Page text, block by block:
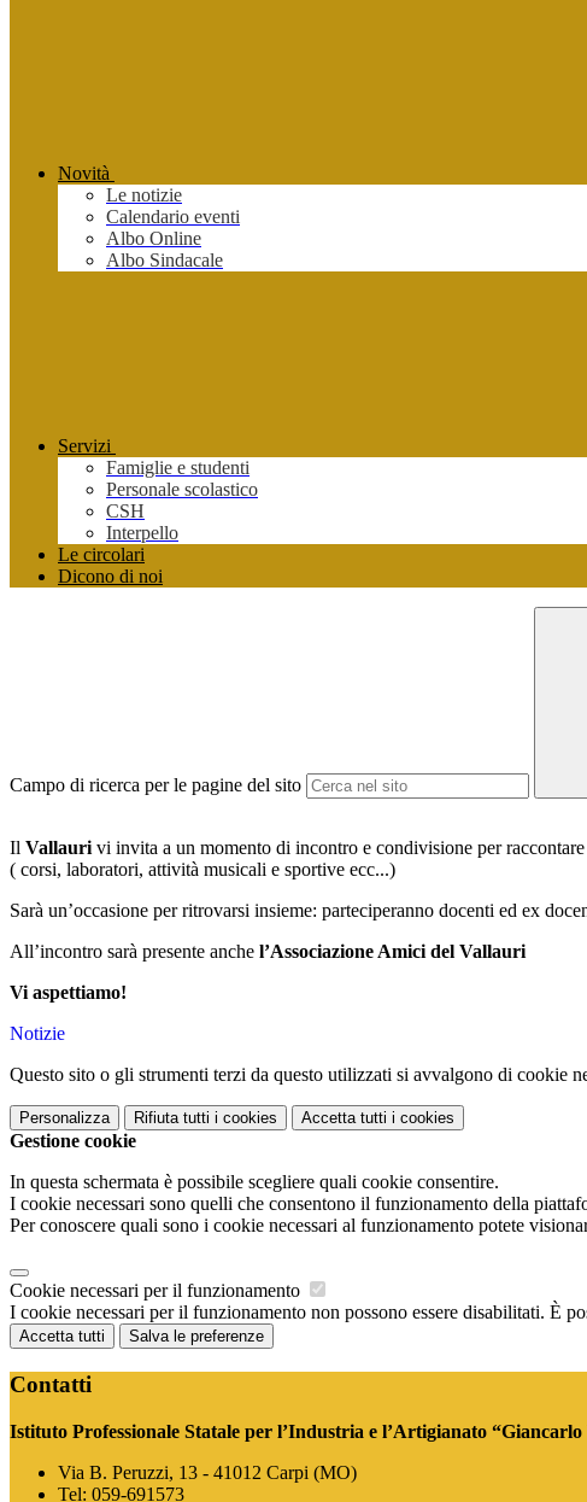
Novità
Le notizie
Calendario eventi
Albo Online
Albo Sindacale
Servizi
Famiglie e studenti
Personale scolastico
CSH
Interpello
Le circolari
Dicono di noi
Campo di ricerca per le pagine del sito
Il Vallauri vi invita a un momento di incontro e condivisione per
( corsi, laboratori, attività musicali e sportive ecc...)
Sarà un’occasione per ritrovarsi insieme: parteciperanno docenti ed ex
All’incontro sarà presente anche l’Associazione Amici del Vallauri
Vi aspettiamo!
Notizie
Questo sito o gli strumenti terzi da questo utilizzati si avvalgono di cookie
Personalizza Rifiuta tutti i cookies Accetta tutti i cookies
Gestione cookie
In questa schermata è possibile scegliere quali cookie consentire.
I cookie necessari sono quelli che consentono il funzionamento della
Per conoscere quali sono i cookie necessari al funzionamento potete
Cookie necessari per il funzionamento
I cookie necessari per il funzionamento non possono essere disabilitati. È
Accetta tutti Salva le preferenze
Contatti
Istituto Professionale Statale per l’Industria e l’Artigianato
Via B. Peruzzi, 13 - 41012 Carpi (MO)
Tel: 059-691573